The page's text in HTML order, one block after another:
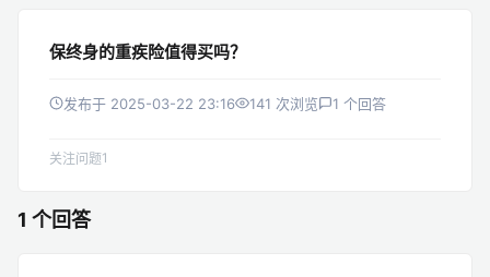
保终身的重疾险值得买吗？
发布于 2025-03-22 23:16 141 次浏览 1 个回答
关注问题1
1 个回答